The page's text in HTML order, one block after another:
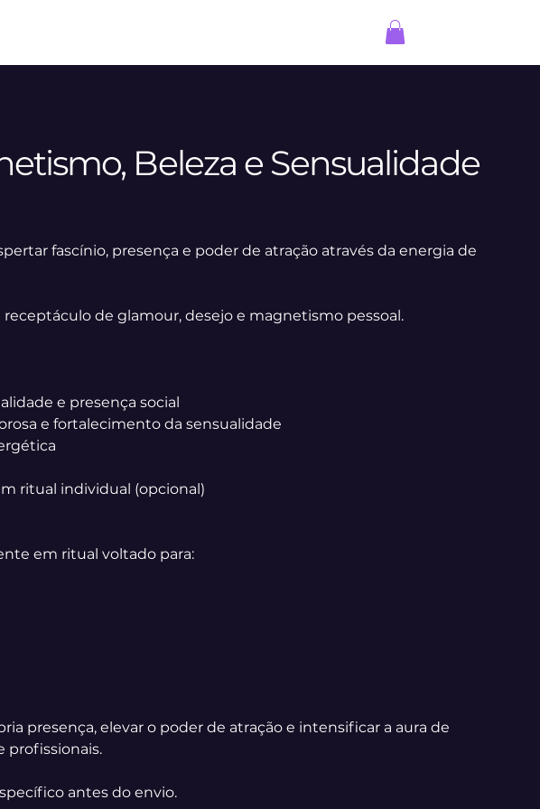
Beleza e Sensualidade
fascínio, presença e poder de atração através da energia de
de glamour, desejo e magnetismo pessoal.
e presença social
e fortalecimento da sensualidade
ritual individual (opcional)
em ritual voltado para:
presença, elevar o poder de atração e intensificar a aura de
profissionais.
antes do envio.